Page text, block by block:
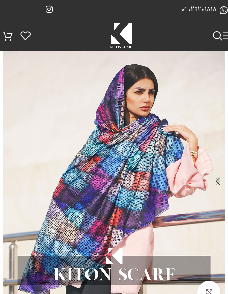
Skip to navigation
Skip to main content
09029201818
بزرگنمایی تصویر